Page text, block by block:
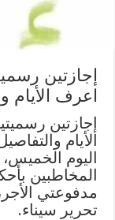
إجازتين
اعرف الأيام
إجازتين
الأيام
اليوم
المخاطبين
مدفوعتي
تحرير سيناء.